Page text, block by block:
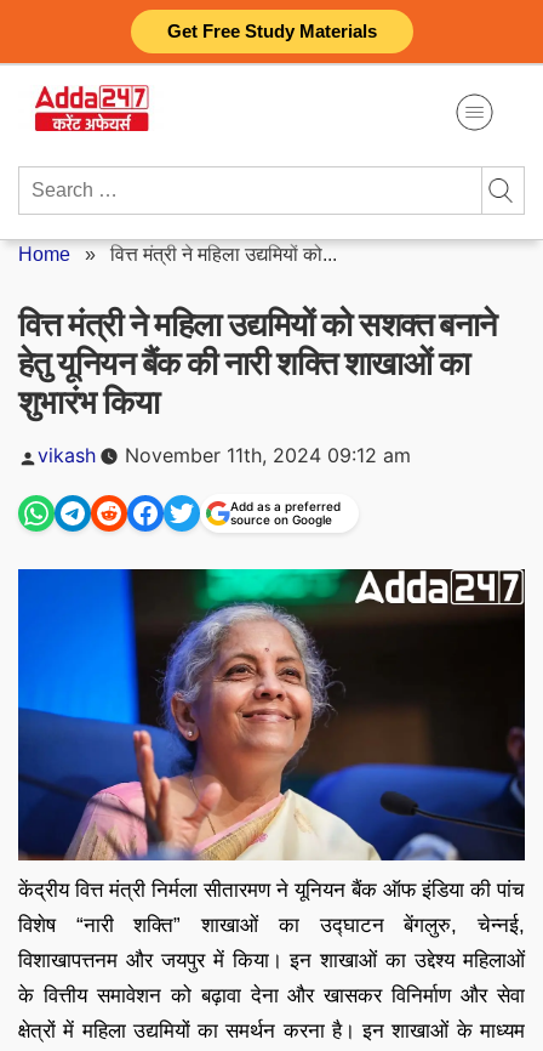
Get Free Study Materials
content
Search
Home »वित्त मंत्री ने महिला उद्यमियों को...
वित्त मंत्री ने महिला उद्यमियों को सशक्त बनाने
हेतु यूनियन बैंक की नारी शक्ति शाखाओं का
शुभारंभ किया
Posted
vikash November 11th, 2024 09:12 am
Add as a preferred
source on Google
केंद्रीय वित्त मंत्री निर्मला सीतारमण ने यूनियन बैंक ऑफ इंडिया की पांच
विशेष “नारी शक्ति” शाखाओं का उद्घाटन बेंगलुरु, चेन्नई,
विशाखापत्तनम और जयपुर में किया। इन शाखाओं का उद्देश्य महिलाओं
के वित्तीय समावेशन को बढ़ावा देना और खासकर विनिर्माण और सेवा
क्षेत्रों में महिला उद्यमियों का समर्थन करना है। इन शाखाओं के माध्यम